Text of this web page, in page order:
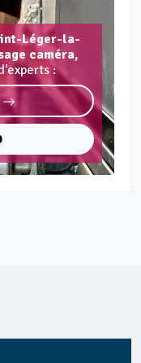
Léger-la-
caméra,
: